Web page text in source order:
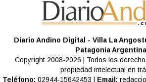
Diario Andino Digital - Villa La
Patagonia Argentina
Copyright 2008-2026 | Todos los
propiedad intelectual en
Teléfono: 02944-15642453 | Email: